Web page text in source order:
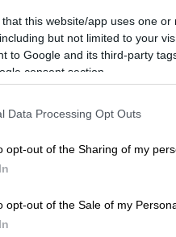
that this website/app uses one
but not limited to your
to Google and its third-party
consent section.
Data Processing Opt Outs
opt-out of the Sharing of my
opt-out of the Sale of my
- Οι
μεσημέρι της
κυματισμό
επτά άτομα